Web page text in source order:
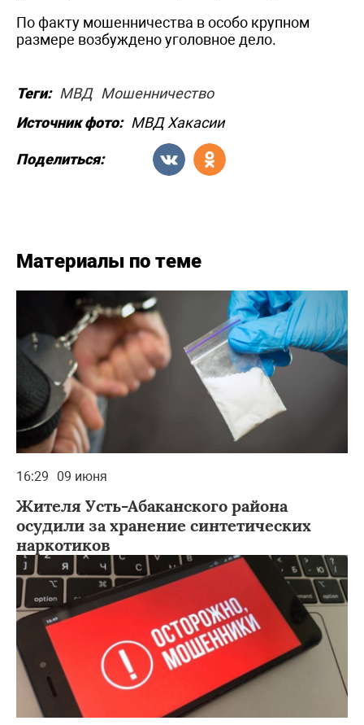
По факту мошенничества в особо крупном
размере возбуждено уголовное дело.
Теги: МВД Мошенничество
Источник фото: МВД Хакасии
Поделиться:
Материалы по теме
16:29 09 июня
Жителя Усть-Абаканского района
осудили за хранение синтетических
наркотиков